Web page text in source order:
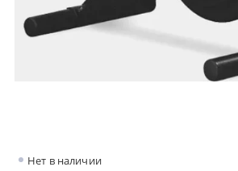
Нет в наличии